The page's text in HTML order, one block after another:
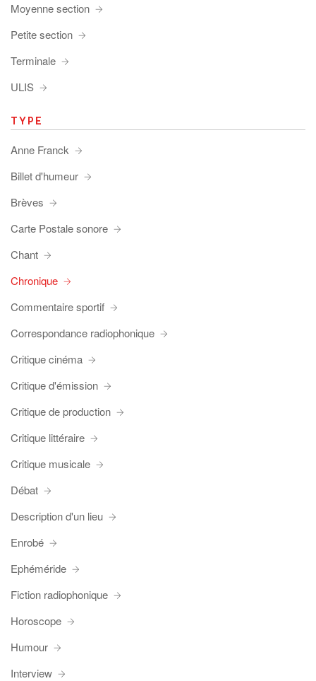
Moyenne section
Petite section
Terminale
ULIS
TYPE
Anne Franck
Billet d'humeur
Brèves
Carte Postale sonore
Chant
Chronique
Commentaire sportif
Correspondance radiophonique
Critique cinéma
Critique d'émission
Critique de production
Critique littéraire
Critique musicale
Débat
Description d'un lieu
Enrobé
Ephéméride
Fiction radiophonique
Horoscope
Humour
Interview